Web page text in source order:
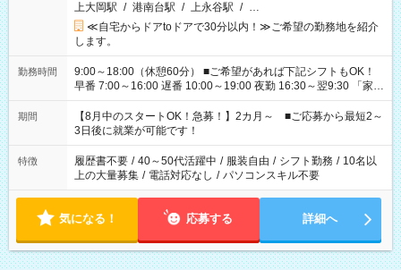
上大岡駅 / 港南台駅 / 上永谷駅 / …
≪自宅からドアtoドアで30分以内！≫ご希望の勤務地を紹介
します。
勤務時間
9:00～18:00（休憩60分） ■ご希望があれば下記シフトもOK！
早番 7:00～16:00 遅番 10:00～19:00 夜勤 16:30～翌9:30 「家族
と休みを合わせたい」 「余裕を持って夕飯の準備がしたい」
「できれば残業はしたくない」 など、ご希望を教えてください
ね。 ※Wワーク希望の方へ 今ご覧のお仕事で希望する勤務時間
と、もう1つのお仕事の勤務時間。 合計で週40時間を超える場
合は応募できません。
期間
【8月中のスタートOK！急募！】2カ月～ ■ご応募から最短2～
3日後に就業が可能です！
特徴 履歴書不要 / 40～50代活躍中 / 服装自由 / シフト勤務 / 10名以
上の大量募集 / 電話対応なし / パソコンスキル不要
気になる！ 応募する 詳細へ